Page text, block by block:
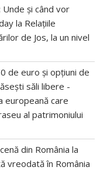
Unde și când vor
la Relațiile
de Jos, la un nivel
de euro și opțiuni de
săli libere -
europeană care
al patrimoniului
din România la
vreodată în România